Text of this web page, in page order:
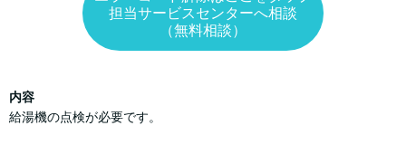
担当サービスセンターへ相談
（無料相談）
内容
給湯機の点検が必要です。